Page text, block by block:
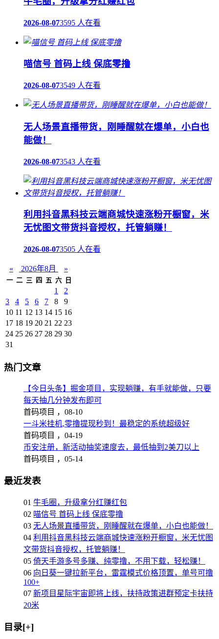
2026-08-073595 人在看
喵信号 首码上线 保底零撸
2026-08-073549 人在看
无人场景直播带货，刚睡醒就在爆单，小白也
能做！
2026-08-073543 人在看
利用抖音黑科技云端商城快速涨粉开橱窗，米
无忧图文带货抖音授权，托管躺赚！
2026-08-073505 人在看
« 2026年8月 »
一 二 三 四 五 六 日
1
2
3
4 5 6 7 8
9
10 11 12 13 14 15 16
17 18 19 20 21 22 23
24 25 26 27 28 29 30
31
热门文章
【今日头条】掘金项目，实现躺赚，有手就能做，只要
每天抽几分钟发布即可
首码项目 ， 08-10
一斗米挂机,零撸提现秒到！最稳定的系统超级好
首码项目 ， 04-19
币安注册，新活动抽奖速度去，最低抽到2美刀以上
首码项目 ， 05-14
最近发表
01 牛毛圈，升级拿分红赚红包
02 喵信号 首码上线 保底零撸
03 无人场景直播带货，刚睡醒就在爆单，小白也能做！
04 利用抖音黑科技云端商城快速涨粉开橱窗，米无忧图
文带货抖音授权，托管躺赚！
05 倚天手游多号多赚、纯零撸，不用下载，轻松赚！
06 向日葵一键拉新平台，雷霆模式价格顶置，单号可撸
100+
07 新项目星际宇宙即将上线，扶持政策进群预定卡扶持
20米
目录[+]